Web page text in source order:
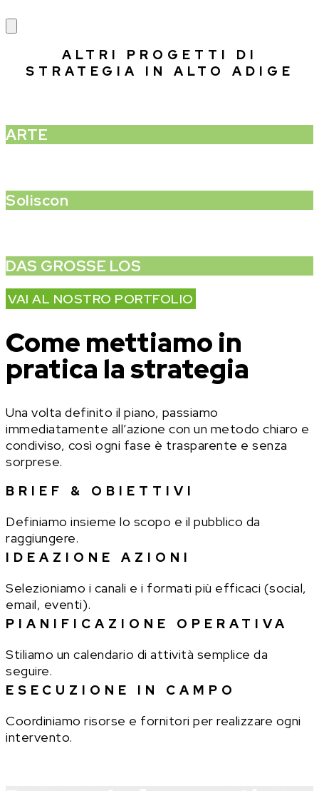
ALTRI PROGETTI DI
STRATEGIA IN ALTO ADIGE
ARTE
Soliscon
DAS GROSSE LOS
VAI AL NOSTRO PORTFOLIO
Come mettiamo in
pratica la strategia
Una volta definito il piano, passiamo
immediatamente all’azione con un metodo chiaro e
condiviso, così ogni fase è trasparente e senza
sorprese.
BRIEF & OBIETTIVI
Definiamo insieme lo scopo e il pubblico da
raggiungere.
IDEAZIONE AZIONI
Selezioniamo i canali e i formati più efficaci (social,
email, eventi).
PIANIFICAZIONE OPERATIVA
Stiliamo un calendario di attività semplice da
seguire.
ESECUZIONE IN CAMPO
Coordiniamo risorse e fornitori per realizzare ogni
intervento.